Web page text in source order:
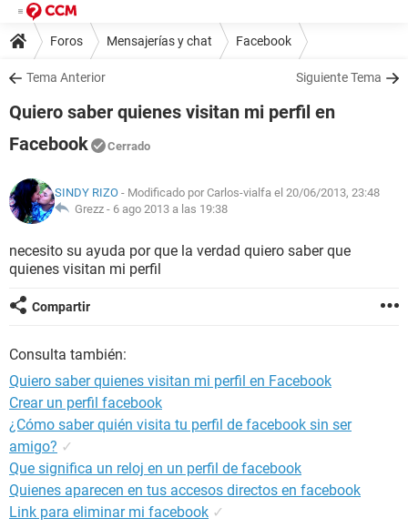
Foros Mensajerías y chat Facebook
Tema Anterior Siguiente Tema
Quiero saber quienes visitan mi perfil en
Facebook
Cerrado
SINDY RIZO - Modificado por Carlos-vialfa el 20/06/2013, 23:48
Grezz - 6 ago 2013 a las 19:38
necesito su ayuda por que la verdad quiero saber que
quienes visitan mi perfil
Compartir
Consulta también:
Quiero saber quienes visitan mi perfil en Facebook
Crear un perfil facebook
¿Cómo saber quién visita tu perfil de facebook sin ser
amigo? ✓
Que significa un reloj en un perfil de facebook
Quienes aparecen en tus accesos directos en facebook
Link para eliminar mi facebook ✓